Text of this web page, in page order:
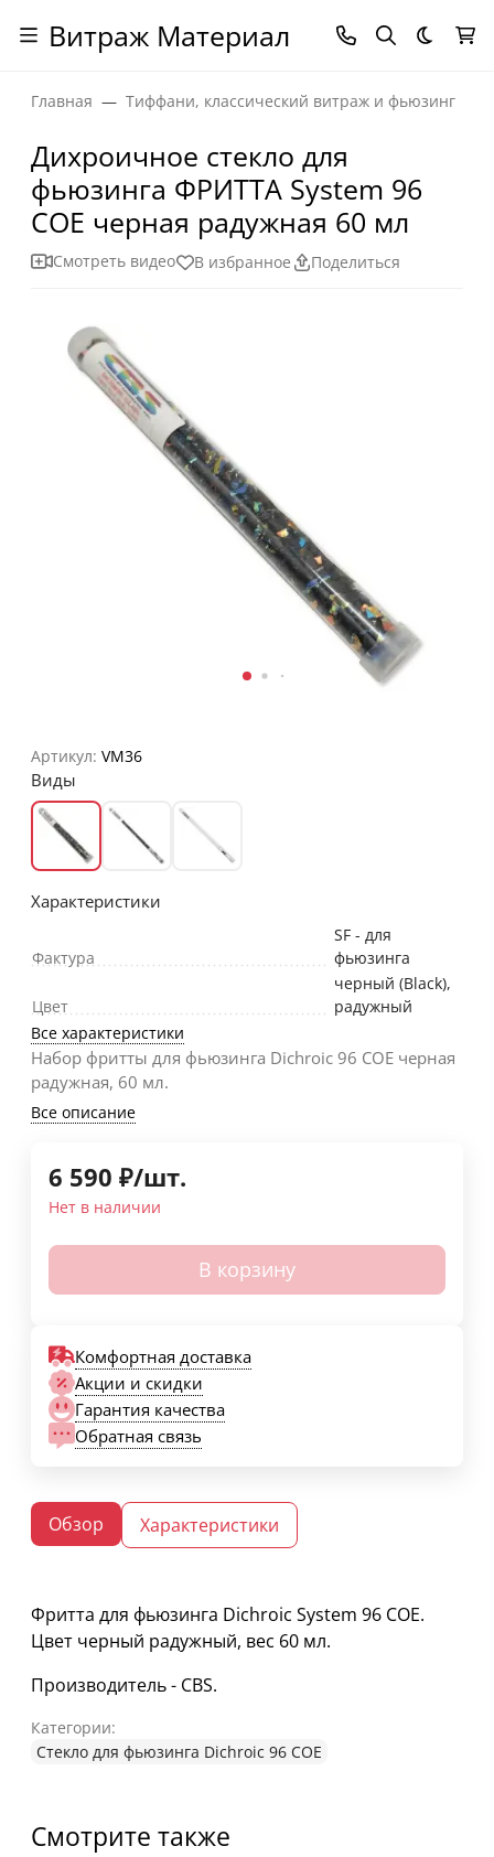
Витраж Материал Темная
Главная Тиффани, классический витраж и фьюзинг
Дихроичное стекло для
фьюзинга ФРИТТА System 96
СОЕ черная радужная 60 мл
Смотреть видео В избранное Поделиться
Артикул: VM36
Виды
Характеристики
Фактура
SF - для
фьюзинга
Цвет
черный (Black),
радужный
Все характеристики
Набор фритты для фьюзинга Dichroic 96 COE черная
радужная, 60 мл.
Все описание
6 590 ₽/шт.
Нет в наличии
В корзину
Комфортная доставка
Акции и скидки
Гарантия качества
Обратная связь
Обзор Характеристики
Фритта для фьюзинга Dichroic System 96 COE.
Цвет черный радужный, вес 60 мл.
Производитель - CBS.
Категории:
Стекло для фьюзинга Dichroic 96 COE
Смотрите также